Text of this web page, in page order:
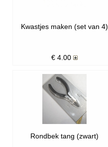
Kwastjes maken (set van 4)
€ 4.00
Rondbek tang (zwart)